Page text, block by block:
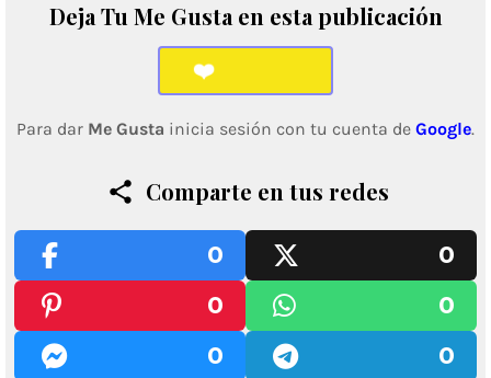
Deja Tu Me Gusta en esta publicación
❤️
Para dar Me Gusta inicia sesión con tu cuenta de Google.
Comparte en tus redes
0
0
0
0
0
0